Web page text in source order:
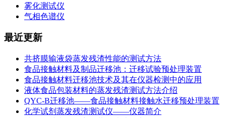
雾化测试仪
气相色谱仪
最近更新
共挤膜输液袋蒸发残渣性能的测试方法
食品接触材料及制品迁移池：迁移试验预处理装置
食品接触材料迁移池技术及其在仪器检测中的应用
液体食品包装材料的蒸发残渣测试方法介绍
QYC-B迁移池——食品接触材料接触水迁移预处理装置
化学试剂蒸发残渣测试仪——仪器简介